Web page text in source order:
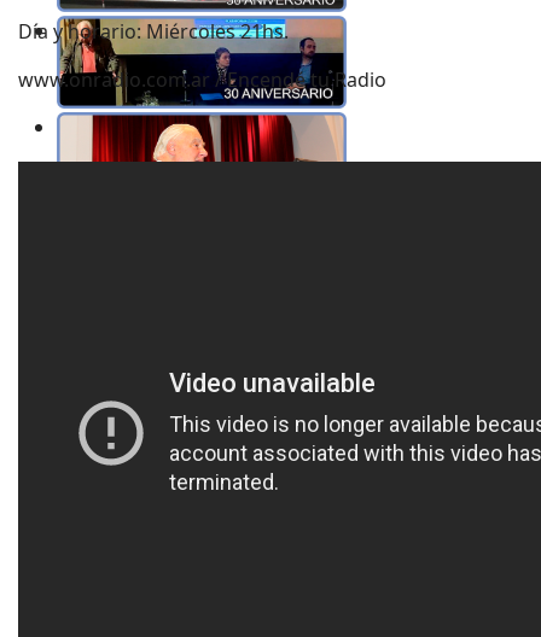
Día y horario: Miércoles 21hs.
www.onradio.com.ar / Encendé tu Radio